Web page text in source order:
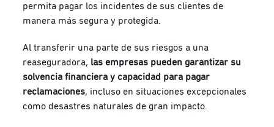
permita pagar los incidentes de sus clientes de
manera más segura y protegida.
Al transferir una parte de sus riesgos a una
reaseguradora, las empresas pueden garantizar su
solvencia financiera y capacidad para pagar
reclamaciones, incluso en situaciones excepcionales
como desastres naturales de gran impacto.